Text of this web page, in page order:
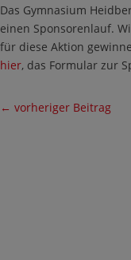
Das Gymnasium
einen Sponsorenlauf.
für diese Aktion
hier, das Formular zur
← vorheriger Beitrag